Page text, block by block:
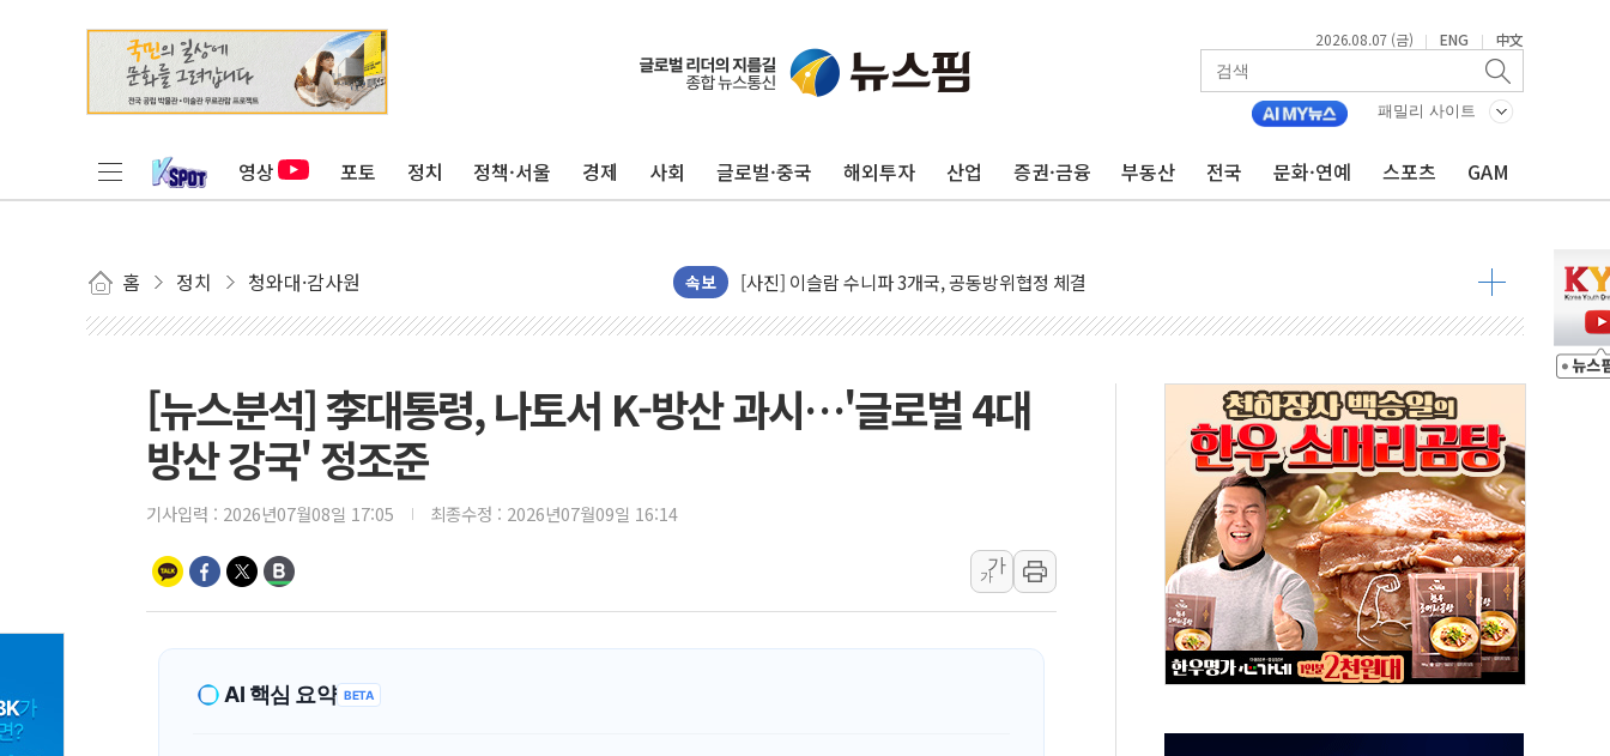
2026.08.07 (금) | ENG | 中文
패밀리 사이트
영상 포토 정치 정책·서울 경제 사회 글로벌·중국 해외투자 산업 증권·금융 부동산 전국 문화·연예 스포츠 GAM
홈 정치 청와대·감사원 속보
이란의 핵심 원유 수출항 '하르그섬', 최근 1주일 이상 '올스톱'… 美 해상봉쇄 영향
美 고용 쇼크에 엔화 장중 급등…시장은 "또 개입했나" 촉각
뉴욕증시 프리뷰, 美 고용 쇼크에 금리 인상 우려 후퇴…나스닥 선물 1%대 상승
[종합] 美 7월 고용 2만3000명 감소 '쇼크'…9월 금리 인상 기대 후퇴
뉴욕증시 개장 전 특징주...아틀라시안·클라우드플레어·태양광주↑ VS 트레이드데스크·웬디스↓
보훈부, 미 DPAA와 MOU… "6·25 미군 실종자 7359명 끝까지 찾겠다"
특정 정치인 측근 포항시 정책특보 내정설...포항시 '시끌'
李 "해남 태양광, 대한민국 다음 100년 밑거름…수도권 집중 완화 전환점"
李 대통령, '6시간 마라톤 부동산 2차 회의' 주재… "전폭적 공급 확대·속도전 총력"
이란와이어 "이란 최고지도자 위독…곧 사망해도 놀랍지 않아"
남동발전, 해남군에 국내 최대 규모 400MW 태양광 착공…여의도 1.6배 규모
[인도증시] 중동 불안 속 유가 상승에 소폭 하락...금융주 낙폭 커
황희 '폐버스 청년주택' SNS 글 역풍에 "정부정책 아냐" 해명
[뉴스분석] 李대통령, 나토서 K-방산 과시…'글로벌 4대
방산 강국' 정조준
기사입력 : 2026년07월08일 17:05 최종수정 : 2026년07월09일 16:14
가
가
AI 핵심 요약 BETA